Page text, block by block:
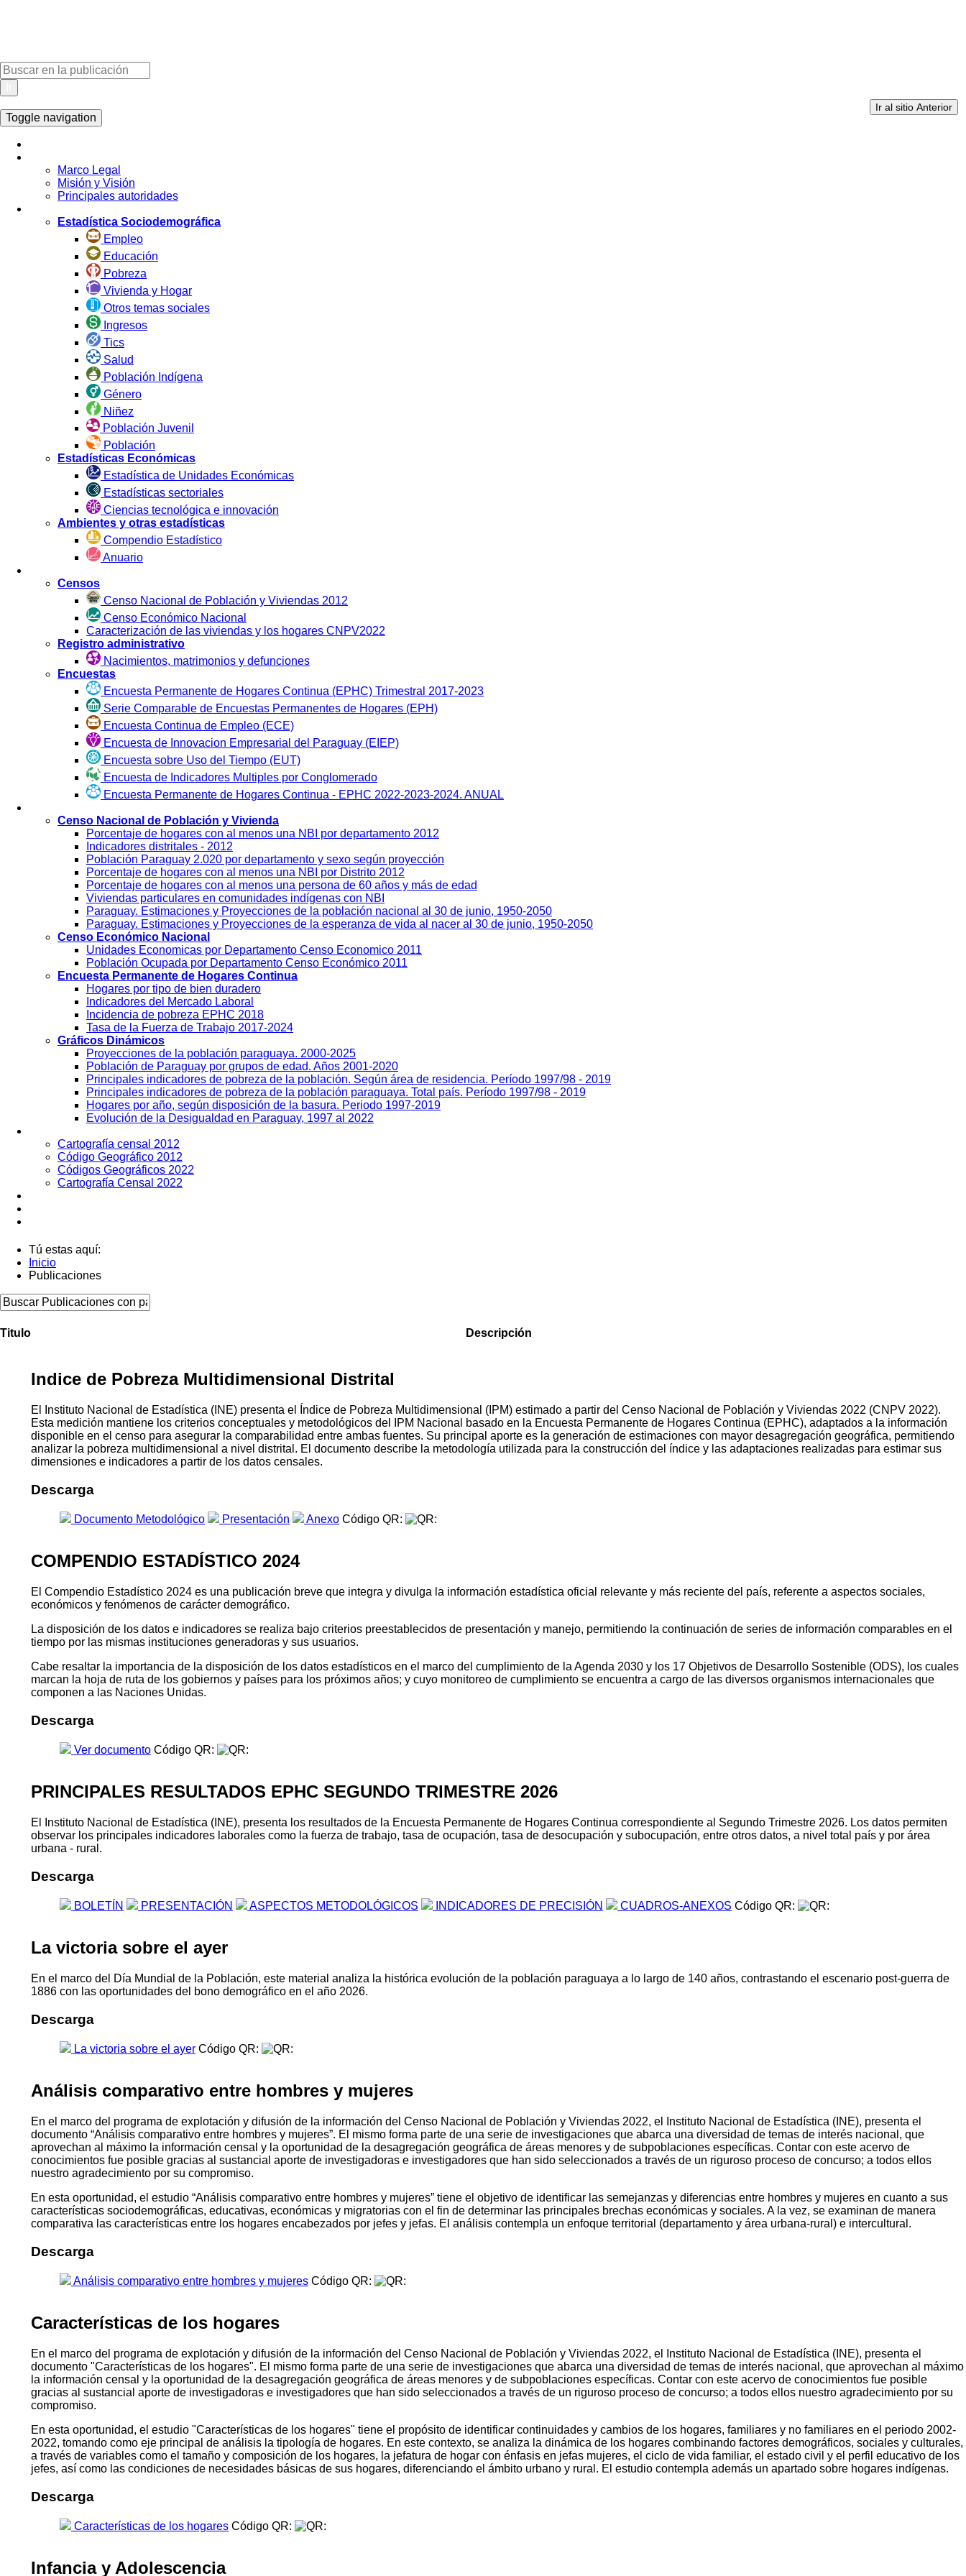
Ir al sitio Anterior
Toggle navigation
Marco Legal
Misión y Visión
Principales autoridades
Estadística Sociodemográfica
Empleo
Educación
Pobreza
Vivienda y Hogar
Otros temas sociales
Ingresos
Tics
Salud
Población Indígena
Género
Niñez
Población Juvenil
Población
Estadísticas Económicas
Estadística de Unidades Económicas
Estadísticas sectoriales
Ciencias tecnológica e innovación
Ambientes y otras estadísticas
Compendio Estadístico
Anuario
Censos
Censo Nacional de Población y Viviendas 2012
Censo Económico Nacional
Caracterización de las viviendas y los hogares CNPV2022
Registro administrativo
Nacimientos, matrimonios y defunciones
Encuestas
Encuesta Permanente de Hogares Continua (EPHC) Trimestral 2017-2023
Serie Comparable de Encuestas Permanentes de Hogares (EPH)
Encuesta Continua de Empleo (ECE)
Encuesta de Innovacion Empresarial del Paraguay (EIEP)
Encuesta sobre Uso del Tiempo (EUT)
Encuesta de Indicadores Multiples por Conglomerado
Encuesta Permanente de Hogares Continua - EPHC 2022-2023-2024. ANUAL
Censo Nacional de Población y Vivienda
Porcentaje de hogares con al menos una NBI por departamento 2012
Indicadores distritales - 2012
Población Paraguay 2.020 por departamento y sexo según proyección
Porcentaje de hogares con al menos una NBI por Distrito 2012
Porcentaje de hogares con al menos una persona de 60 años y más de edad
Viviendas particulares en comunidades indígenas con NBI
Paraguay. Estimaciones y Proyecciones de la población nacional al 30 de junio, 1950-2050
Paraguay. Estimaciones y Proyecciones de la esperanza de vida al nacer al 30 de junio, 1950-2050
Censo Económico Nacional
Unidades Economicas por Departamento Censo Economico 2011
Población Ocupada por Departamento Censo Económico 2011
Encuesta Permanente de Hogares Continua
Hogares por tipo de bien duradero
Indicadores del Mercado Laboral
Incidencia de pobreza EPHC 2018
Tasa de la Fuerza de Trabajo 2017-2024
Gráficos Dinámicos
Proyecciones de la población paraguaya. 2000-2025
Población de Paraguay por grupos de edad. Años 2001-2020
Principales indicadores de pobreza de la población. Según área de residencia. Período 1997/98 - 2019
Principales indicadores de pobreza de la población paraguaya. Total país. Período 1997/98 - 2019
Hogares por año, según disposición de la basura. Periodo 1997-2019
Evolución de la Desigualdad en Paraguay, 1997 al 2022
Cartografía censal 2012
Código Geográfico 2012
Códigos Geográficos 2022
Cartografía Censal 2022
Tú estas aquí:
Inicio
Publicaciones
Titulo Descripción
Indice de Pobreza Multidimensional Distrital
El Instituto Nacional de Estadística (INE) presenta el Índice de Pobreza Multidimensional (IPM) estimado a partir del Censo Nacional de Población y Viviendas 2022 (CNPV 2022).
Esta medición mantiene los criterios conceptuales y metodológicos del IPM Nacional basado en la Encuesta Permanente de Hogares Continua (EPHC), adaptados a la información
disponible en el censo para asegurar la comparabilidad entre ambas fuentes. Su principal aporte es la generación de estimaciones con mayor desagregación geográfica, permitiendo
analizar la pobreza multidimensional a nivel distrital. El documento describe la metodología utilizada para la construcción del índice y las adaptaciones realizadas para estimar sus
dimensiones e indicadores a partir de los datos censales.
Descarga
Documento Metodológico Presentación Anexo Código QR:
COMPENDIO ESTADÍSTICO 2024
El Compendio Estadístico 2024 es una publicación breve que integra y divulga la información estadística oficial relevante y más reciente del país, referente a aspectos sociales,
económicos y fenómenos de carácter demográfico.
La disposición de los datos e indicadores se realiza bajo criterios preestablecidos de presentación y manejo, permitiendo la continuación de series de información comparables en el
tiempo por las mismas instituciones generadoras y sus usuarios.
Cabe resaltar la importancia de la disposición de los datos estadísticos en el marco del cumplimiento de la Agenda 2030 y los 17 Objetivos de Desarrollo Sostenible (ODS), los cuales
marcan la hoja de ruta de los gobiernos y países para los próximos años; y cuyo monitoreo de cumplimiento se encuentra a cargo de las diversos organismos internacionales que
componen a las Naciones Unidas.
Descarga
Ver documento Código QR:
PRINCIPALES RESULTADOS EPHC SEGUNDO TRIMESTRE 2026
El Instituto Nacional de Estadística (INE), presenta los resultados de la Encuesta Permanente de Hogares Continua correspondiente al Segundo Trimestre 2026. Los datos permiten
observar los principales indicadores laborales como la fuerza de trabajo, tasa de ocupación, tasa de desocupación y subocupación, entre otros datos, a nivel total país y por área
urbana - rural.
Descarga
BOLETÍN PRESENTACIÓN ASPECTOS METODOLÓGICOS INDICADORES DE PRECISIÓN CUADROS-ANEXOS Código QR:
La victoria sobre el ayer
En el marco del Día Mundial de la Población, este material analiza la histórica evolución de la población paraguaya a lo largo de 140 años, contrastando el escenario post-guerra de
1886 con las oportunidades del bono demográfico en el año 2026.
Descarga
La victoria sobre el ayer Código QR:
Análisis comparativo entre hombres y mujeres
En el marco del programa de explotación y difusión de la información del Censo Nacional de Población y Viviendas 2022, el Instituto Nacional de Estadística (INE), presenta el
documento “Análisis comparativo entre hombres y mujeres”. El mismo forma parte de una serie de investigaciones que abarca una diversidad de temas de interés nacional, que
aprovechan al máximo la información censal y la oportunidad de la desagregación geográfica de áreas menores y de subpoblaciones específicas. Contar con este acervo de
conocimientos fue posible gracias al sustancial aporte de investigadoras e investigadores que han sido seleccionados a través de un riguroso proceso de concurso; a todos ellos
nuestro agradecimiento por su compromiso.
En esta oportunidad, el estudio “Análisis comparativo entre hombres y mujeres” tiene el objetivo de identificar las semejanzas y diferencias entre hombres y mujeres en cuanto a sus
características sociodemográficas, educativas, económicas y migratorias con el fin de determinar las principales brechas económicas y sociales. A la vez, se examinan de manera
comparativa las características entre los hogares encabezados por jefes y jefas. El análisis contempla un enfoque territorial (departamento y área urbana-rural) e intercultural.
Descarga
Análisis comparativo entre hombres y mujeres Código QR:
Características de los hogares
En el marco del programa de explotación y difusión de la información del Censo Nacional de Población y Viviendas 2022, el Instituto Nacional de Estadística (INE), presenta el
documento "Características de los hogares". El mismo forma parte de una serie de investigaciones que abarca una diversidad de temas de interés nacional, que aprovechan al máximo
la información censal y la oportunidad de la desagregación geográfica de áreas menores y de subpoblaciones específicas. Contar con este acervo de conocimientos fue posible
gracias al sustancial aporte de investigadoras e investigadores que han sido seleccionados a través de un riguroso proceso de concurso; a todos ellos nuestro agradecimiento por su
compromiso.
En esta oportunidad, el estudio "Características de los hogares" tiene el propósito de identificar continuidades y cambios de los hogares, familiares y no familiares en el periodo 2002-
2022, tomando como eje principal de análisis la tipología de hogares. En este contexto, se analiza la dinámica de los hogares combinando factores demográficos, sociales y culturales,
a través de variables como el tamaño y composición de los hogares, la jefatura de hogar con énfasis en jefas mujeres, el ciclo de vida familiar, el estado civil y el perfil educativo de los
jefes, así como las condiciones de necesidades básicas de sus hogares, diferenciando el ámbito urbano y rural. El estudio contempla además un apartado sobre hogares indígenas.
Descarga
Características de los hogares Código QR:
Infancia y Adolescencia